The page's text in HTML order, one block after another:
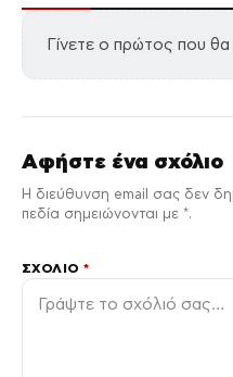
Γίνετε ο πρώτος που
Αφήστε ένα σχόλιο
Η διεύθυνση email σας δεν
πεδία σημειώνονται με *.
ΣΧΌΛΙΟ*